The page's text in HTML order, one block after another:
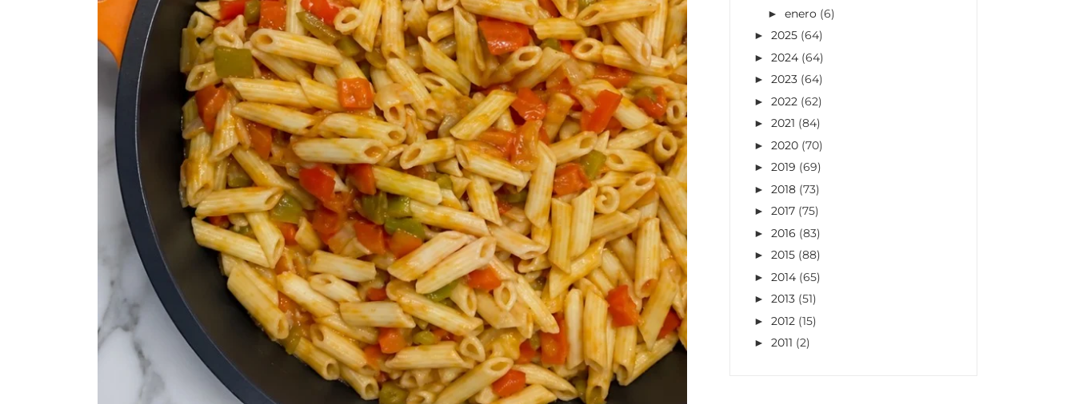
► enero (6)
► 2025 (64)
► 2024 (64)
► 2023 (64)
► 2022 (62)
► 2021 (84)
► 2020 (70)
► 2019 (69)
► 2018 (73)
► 2017 (75)
► 2016 (83)
► 2015 (88)
► 2014 (65)
► 2013 (51)
► 2012 (15)
► 2011 (2)